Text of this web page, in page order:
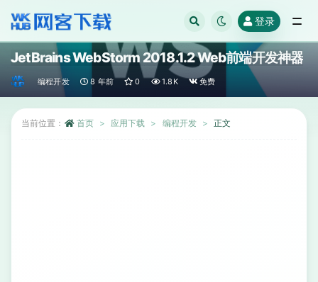
登录
JetBrains WebStorm 2018.1.2 Web前端开发神器
编程开发 8 年前 0 1.8K 免费
当前位置： 首页 应用下载 编程开发 正文
全部